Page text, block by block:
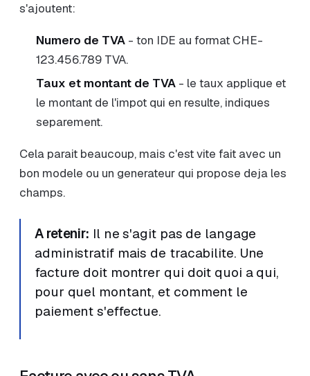
s'ajoutent:
Numero de TVA - ton IDE au format CHE-
123.456.789 TVA.
Taux et montant de TVA - le taux applique et
le montant de l'impot qui en resulte, indiques
separement.
Cela parait beaucoup, mais c'est vite fait avec un
bon modele ou un generateur qui propose deja les
champs.
A retenir: Il ne s'agit pas de langage
administratif mais de tracabilite. Une
facture doit montrer qui doit quoi a qui,
pour quel montant, et comment le
paiement s'effectue.